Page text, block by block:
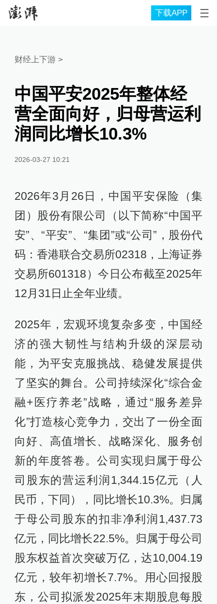
下载APP
财经上下游 >
中国平安2025年整体经
营全面向好，归母营运利
润同比增长10.3%
2026-03-27 10:21
2026年3月26日，中国平安保险（集
团）股份有限公司（以下简称“中国平
安”、“平安”、“集团”或“公司”，股份代
码：香港联合交易所02318，上海证券
交易所601318）今日公布截至2025年
12月31日止全年业绩。
2025年，宏观环境复杂多变，中国经
济的强大韧性与结构升级的深层动
能，为平安克服挑战、稳健发展提供
了坚实的舞台。公司持续深化“综合金
融+医疗养老”战略，通过“服务差异
化”打造核心竞争力，交出了一份全面
向好、高值增长、战略深化、服务创
新的年度答卷。公司实现归属于母公
司股东的营运利润1,344.15亿元（人
民币，下同），同比增长10.3%。归属
于母公司股东的扣非净利润1,437.73
亿元，同比增长22.5%。归属于母公司
股东权益首次突破万亿，达10,004.19
亿元，较年初增长7.7%。用心回报股
东，公司拟派发2025年末期股息每股